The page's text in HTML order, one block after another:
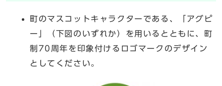
町のマスコットキャラクターである、「アグピ
ー」（下図のいずれか）を用いるとともに、町
制70周年を印象付けるロゴマークのデザイン
としてください。